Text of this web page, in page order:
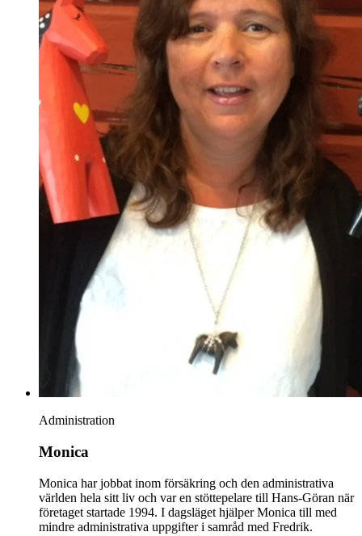
Administration
Monica
Monica har jobbat inom försäkring och den administrativa
världen hela sitt liv och var en stöttepelare till Hans-Göran när
företaget startade 1994. I dagsläget hjälper Monica till med
mindre administrativa uppgifter i samråd med Fredrik.